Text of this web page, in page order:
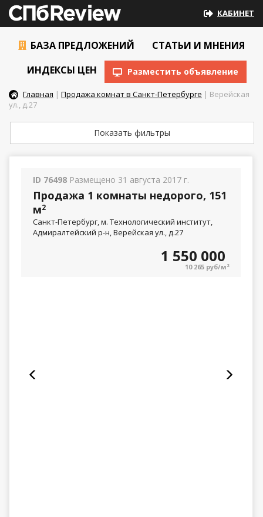
КАБИНЕТ
БАЗА ПРЕДЛОЖЕНИЙ
СТАТЬИ И МНЕНИЯ
ИНДЕКСЫ ЦЕН
Разместить объявление
Главная | Продажа комнат в Санкт-Петербурге | Верейская
ул., д.27
Показать фильтры
ID 76498 Размещено 31 августа 2017 г.
Продажа 1 комнаты недорого, 151
м2
Санкт-Петербург, м. Технологический институт,
Адмиралтейский р-н, Верейская ул., д.27
1 550 000
10 265 руб/м 2